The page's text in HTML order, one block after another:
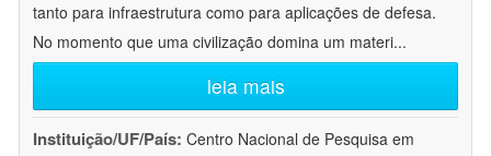
tanto para infraestrutura como para aplicações de defesa.
No momento que uma civilização domina um materi...
leia mais
Instituição/UF/País: Centro Nacional de Pesquisa em